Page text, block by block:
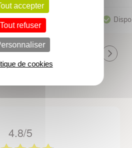
4.8/5
accepter
Tout refuser
de cookies